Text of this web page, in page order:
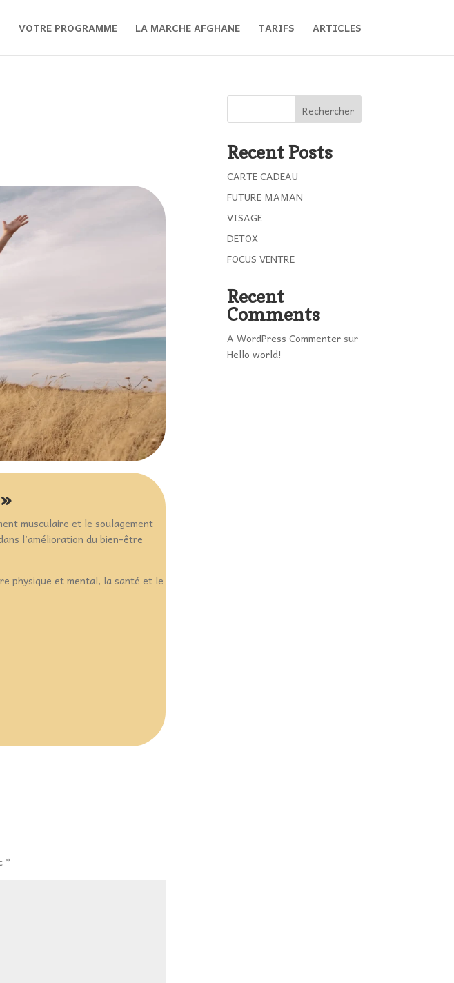
VOTRE PROGRAMME LA MARCHE AFGHANE TARIFS ARTICLES
musculaire et le soulagement
l’amélioration du bien-être
physique et mental, la santé et le
*
Rechercher
Recent Posts
CARTE CADEAU
FUTURE MAMAN
VISAGE
DETOX
FOCUS VENTRE
Recent
Comments
A WordPress Commenter sur
Hello world!